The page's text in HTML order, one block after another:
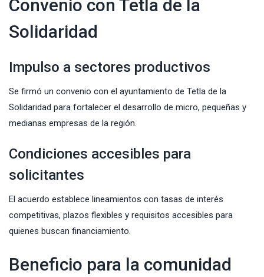
Convenio con Tetla de la
Solidaridad
Impulso a sectores productivos
Se firmó un convenio con el ayuntamiento de Tetla de la
Solidaridad para fortalecer el desarrollo de micro, pequeñas y
medianas empresas de la región.
Condiciones accesibles para
solicitantes
El acuerdo establece lineamientos con tasas de interés
competitivas, plazos flexibles y requisitos accesibles para
quienes buscan financiamiento.
Beneficio para la comunidad